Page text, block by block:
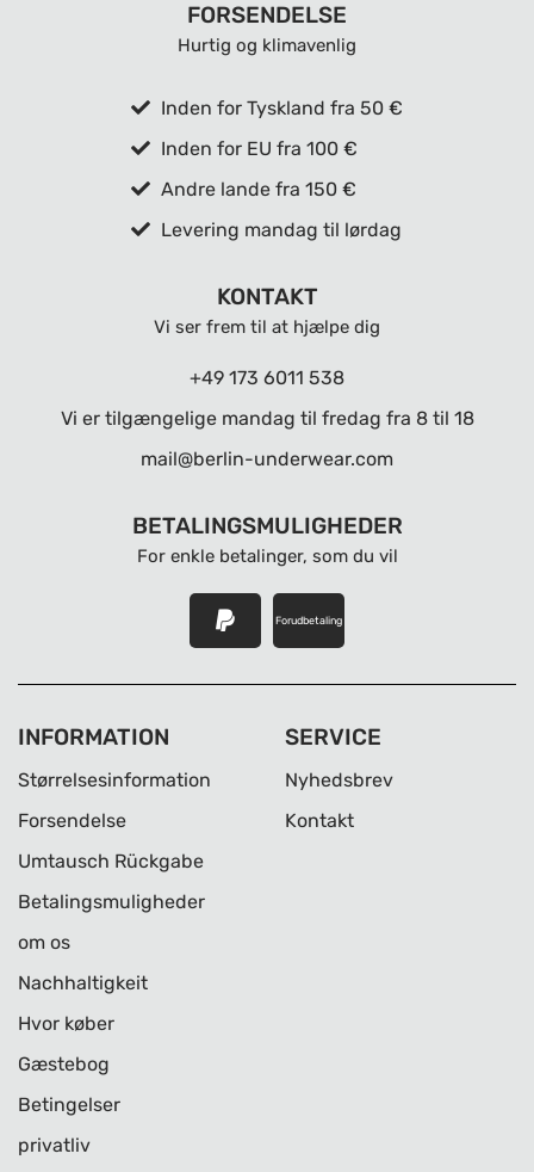
FORSENDELSE
Hurtig og klimavenlig
Inden for Tyskland fra 50 €
Inden for EU fra 100 €
Andre lande fra 150 €
Levering mandag til lørdag
KONTAKT
Vi ser frem til at hjælpe dig
+49 173 6011 538
Vi er tilgængelige mandag til fredag ​​fra 8 til 18
mail@berlin-underwear.com
BETALINGSMULIGHEDER
For enkle betalinger, som du vil
Forudbetaling
INFORMATION
Størrelsesinformation
Forsendelse
Umtausch Rückgabe
Betalingsmuligheder
om os
Nachhaltigkeit
Hvor køber
Gæstebog
Betingelser
privatliv
SERVICE
Nyhedsbrev
Kontakt